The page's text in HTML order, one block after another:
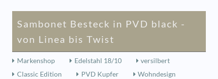
Sambonet Besteck in PVD black -
von Linea bis Twist
Markenshop Edelstahl 18/10
versilbert
Classic Edition
PVD Kupfer
Wohndesign